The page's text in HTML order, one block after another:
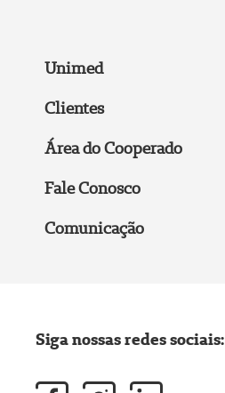
Unimed
Clientes
Área do Cooperado
Fale Conosco
Comunicação
Siga nossas redes sociais: